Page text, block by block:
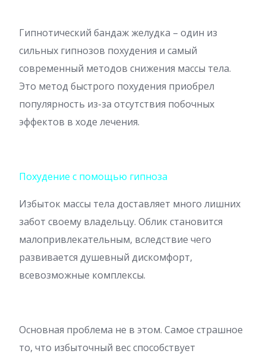
Гипнотический бандаж желудка – один из
сильных гипнозов похудения и самый
современный методов снижения массы тела.
Это метод быстрого похудения приобрел
популярность из-за отсутствия побочных
эффектов в ходе лечения.
Похудение с помощью гипноза
Избыток массы тела доставляет много лишних
забот своему владельцу. Облик становится
малопривлекательным, вследствие чего
развивается душевный дискомфорт,
всевозможные комплексы.
Основная проблема не в этом. Самое страшное
то, что избыточный вес способствует